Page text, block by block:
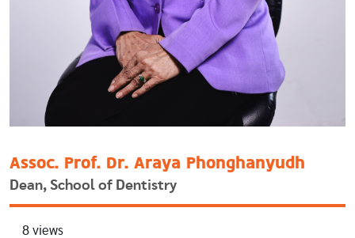
Assoc. Prof. Dr. Araya Phonghanyudh
Dean, School of Dentistry
8 views